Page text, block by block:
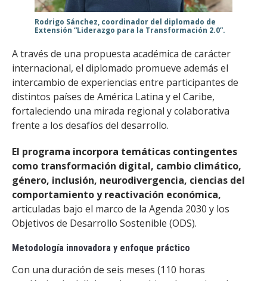
Rodrigo Sánchez, coordinador del diplomado de
Extensión “Liderazgo para la Transformación 2.0”.
A través de una propuesta académica de carácter
internacional, el diplomado promueve además el
intercambio de experiencias entre participantes de
distintos países de América Latina y el Caribe,
fortaleciendo una mirada regional y colaborativa
frente a los desafíos del desarrollo.
El programa incorpora temáticas contingentes
como transformación digital, cambio climático,
género, inclusión, neurodivergencia, ciencias del
comportamiento y reactivación económica,
articuladas bajo el marco de la Agenda 2030 y los
Objetivos de Desarrollo Sostenible (ODS).
Metodología innovadora y enfoque práctico
Con una duración de seis meses (110 horas